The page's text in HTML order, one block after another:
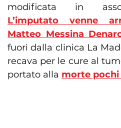
modificata in
L’imputato venne
Matteo Messina
fuori dalla clinica La
recava per le cure al
portato alla morte pochi